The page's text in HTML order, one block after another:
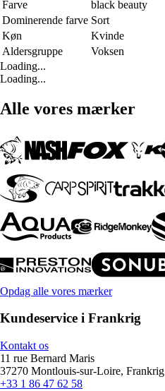
Farve
black beauty
Dominerende farve Sort
Køn
Kvinde
Aldersgruppe
Voksen
Loading...
Loading...
Alle vores mærker
Opdag alle vores mærker
Kundeservice i Frankrig
Kontakt os
11 rue Bernard Maris
37270 Montlouis-sur-Loire, Frankrig
+33 1 86 47 62 58